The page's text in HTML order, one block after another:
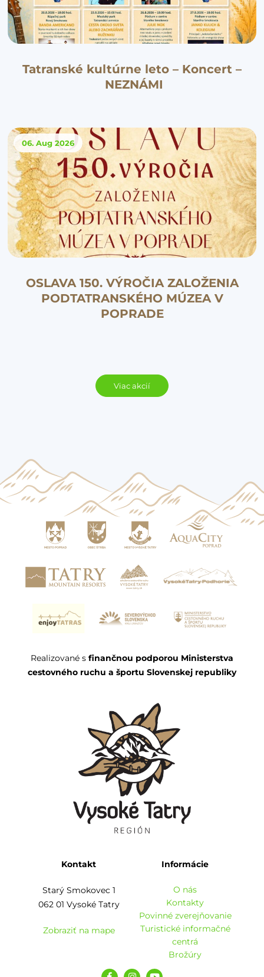
Tatranské kultúrne leto – Koncert –
NEZNÁMI
06. Aug 2026
OSLAVA 150. VÝROČIA ZALOŽENIA
PODTATRANSKÉHO MÚZEA V
POPRADE
Viac akcií
Realizované s finančnou podporou Ministerstva
cestovného ruchu a športu Slovenskej republiky
Kontakt
Starý Smokovec 1
062 01 Vysoké Tatry
Zobraziť na mape
Informácie
O nás
Kontakty
Povinné zverejňovanie
Turistické informačné
centrá
Brožúry